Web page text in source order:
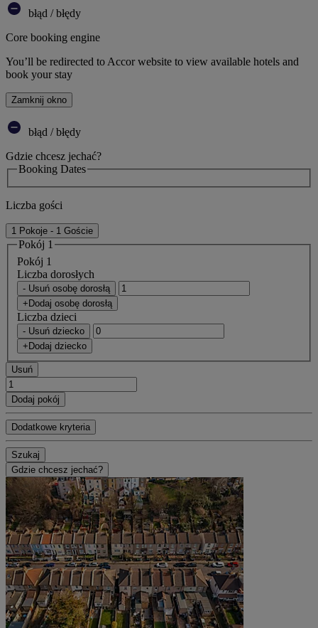
błąd / błędy
Core booking engine
You’ll be redirected to Accor website to view available hotels and
book your stay
Zamknij okno
błąd / błędy
Gdzie chcesz jechać?
Booking Dates
Liczba gości
1 Pokoje - 1 Goście
Pokój 1
Pokój 1
Liczba dorosłych
- Usuń osobę dorosłą
+Dodaj osobę dorosłą
Liczba dzieci
- Usuń dziecko
+Dodaj dziecko
Usuń
Dodaj pokój
Dodatkowe kryteria
Szukaj
Gdzie chcesz jechać?